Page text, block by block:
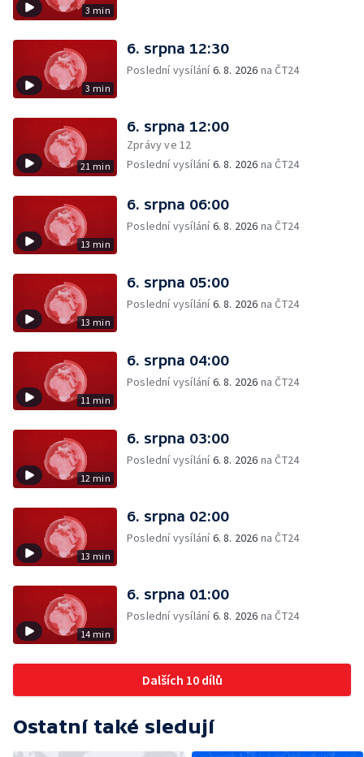
3 min
3 min
6. srpna 12:30
Poslední vysílání6. 8. 2026 na ČT24
21 min
6. srpna 12:00
Zprávy ve 12
Poslední vysílání6. 8. 2026 na ČT24
13 min
6. srpna 06:00
Poslední vysílání6. 8. 2026 na ČT24
13 min
6. srpna 05:00
Poslední vysílání6. 8. 2026 na ČT24
11 min
6. srpna 04:00
Poslední vysílání6. 8. 2026 na ČT24
12 min
6. srpna 03:00
Poslední vysílání6. 8. 2026 na ČT24
13 min
6. srpna 02:00
Poslední vysílání6. 8. 2026 na ČT24
14 min
6. srpna 01:00
Poslední vysílání6. 8. 2026 na ČT24
Dalších 10 dílů
Ostatní také sledují